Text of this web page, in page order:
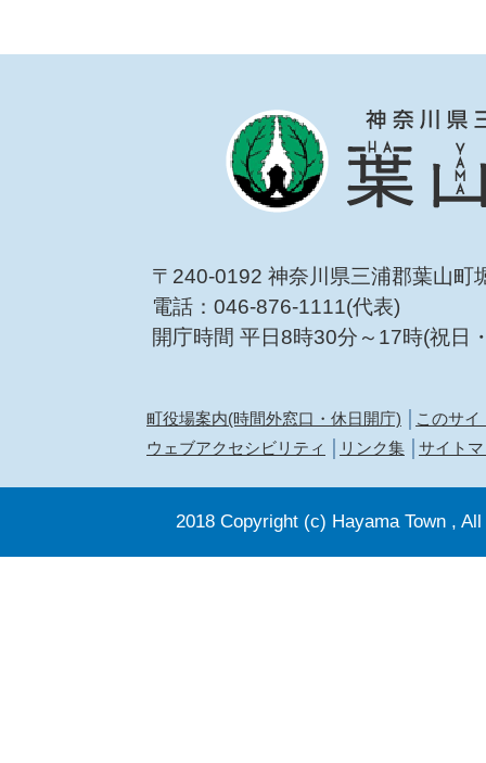
〒240-0192 神奈川県三浦郡葉山町
電話：046-876-1111(代表)
開庁時間 平日8時30分～17時(祝日
町役場案内(時間外窓口・休日開庁)
このサイ
ウェブアクセシビリティ
リンク集 サイト
2018 Copyright (c) Hayama Town ,